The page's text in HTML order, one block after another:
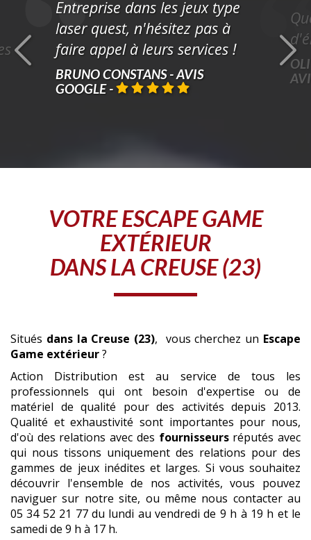
Entreprise dans les jeux type
laser quest, n'hésitez pas à
faire appel à leurs services !
BRUNO CONSTANS - AVIS
GOOGLE -
VOTREESCAPE GAME
EXTÉRIEUR
DANS LA CREUSE (23)
Situés dans la Creuse (23), vous cherchez un Escape
Game extérieur?
Action Distribution est au service de tous les
professionnels qui ont besoin d'expertise ou de
matériel de qualité pour des activités depuis 2013.
Qualité et exhaustivité sont importantes pour nous,
d'où des relations avec des fournisseursréputés avec
qui nous tissons uniquement des relations pour des
gammes de jeux inédites et larges. Si vous souhaitez
découvrir l'ensemble de nos activités, vous pouvez
naviguer sur notre site, ou même nous contacter au
05 34 52 21 77 du lundi au vendredi de 9 h à 19 h et le
samedi de 9 h à 17 h.